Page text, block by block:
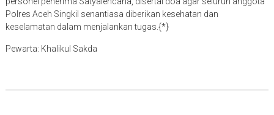
Polres Aceh Singkil senantiasa diberikan kesehatan dan
keselamatan dalam menjalankan tugas.{*}
Pewarta: Khalikul Sakda